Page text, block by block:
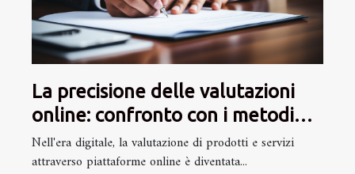
La precisione delle valutazioni
online: confronto con i metodi
tradizionali
Nell'era digitale, la valutazione di prodotti e servizi
attraverso piattaforme online è diventata...